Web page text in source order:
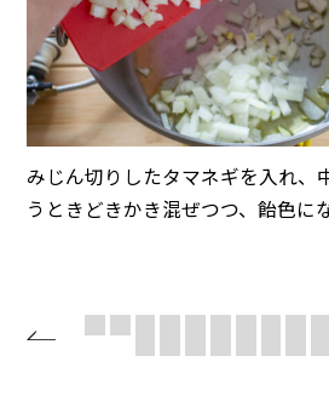
みじん切りしたタマネギを入れ、
うときどきかき混ぜつつ、飴色に